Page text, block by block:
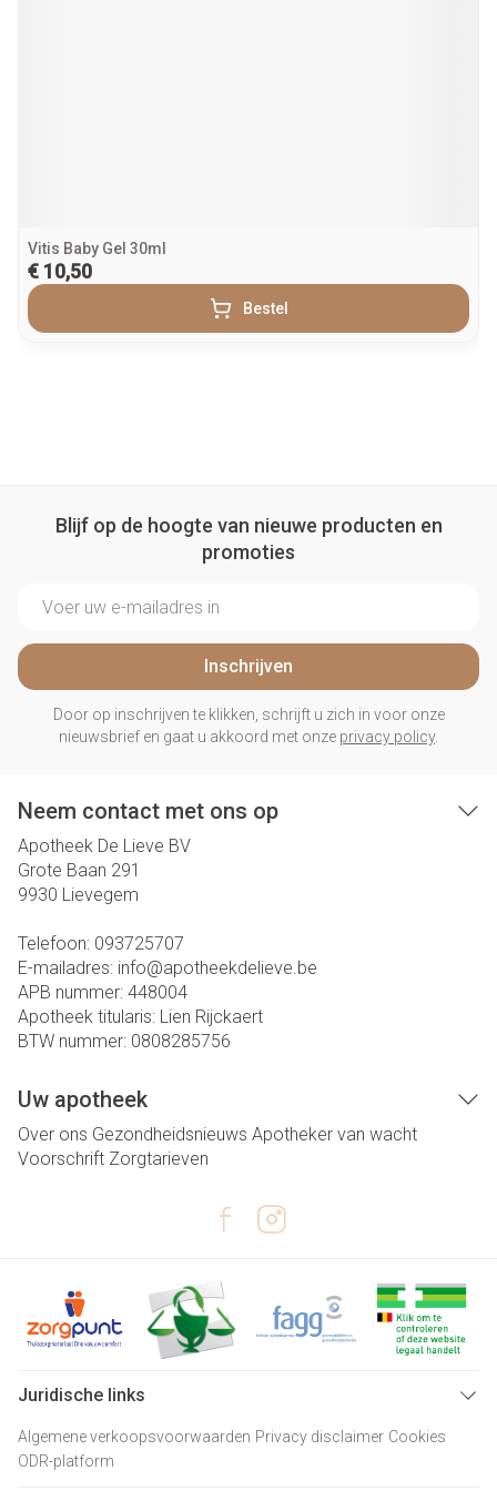
Vitis Baby Gel 30ml
€ 10,50
Bestel
Blijf op de hoogte van nieuwe producten en
promoties
Inschrijven
Door op inschrijven te klikken, schrijft u zich in voor onze
nieuwsbrief en gaat u akkoord met onze privacy policy.
Neem contact met ons op
Apotheek De Lieve BV
Grote Baan 291
9930 Lievegem
Telefoon: 093725707
E-mailadres: info@apotheekdelieve.be
APB nummer: 448004
Apotheek titularis: Lien Rijckaert
BTW nummer: 0808285756
Uw apotheek
Over ons Gezondheidsnieuws Apotheker van wacht
Voorschrift Zorgtarieven
Juridische links
Algemene verkoopsvoorwaarden Privacy disclaimer Cookies
ODR-platform